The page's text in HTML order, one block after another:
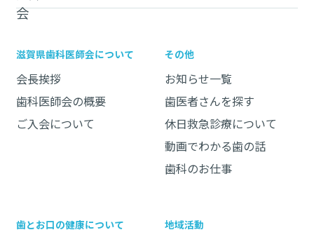
滋賀県歯科医師会について
会長挨拶
歯科医師会の概要
ご入会について
その他
お知らせ一覧
歯医者さんを探す
休日救急診療について
動画でわかる歯の話
歯科のお仕事
歯とお口の健康について 地域活動